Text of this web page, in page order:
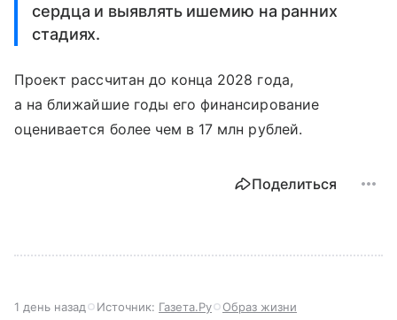
сердца и выявлять ишемию на ранних
стадиях.
Проект рассчитан до конца 2028 года,
а на ближайшие годы его финансирование
оценивается более чем в 17 млн рублей.
Поделиться
1 день назад Источник: Газета.Ру Образ жизни